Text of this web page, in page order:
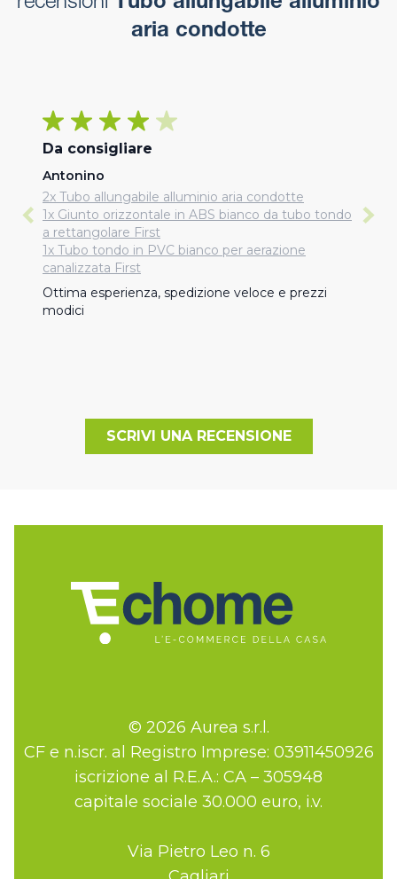
aria condotte
Da consigliare
Antonino
2x Tubo allungabile alluminio aria condotte
1x Giunto orizzontale in ABS bianco da tubo tondo
a rettangolare First
1x Tubo tondo in PVC bianco per aerazione
canalizzata First
Ottima esperienza, spedizione veloce e prezzi
modici
SCRIVI UNA RECENSIONE
© 2026 Aurea s.r.l.
CF e n.iscr. al Registro Imprese: 03911450926
iscrizione al R.E.A.: CA – 305948
capitale sociale 30.000 euro, i.v.
Via Pietro Leo n. 6